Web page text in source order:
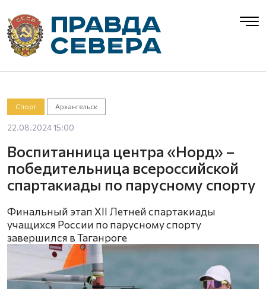
Спорт Архангельск
22.08.2024 15:00
Воспитанница центра «Норд» –
победительница всероссийской
спартакиады по парусному спорту
Финальный этап XII Летней спартакиады
учащихся России по парусному спорту
завершился в Таганроге